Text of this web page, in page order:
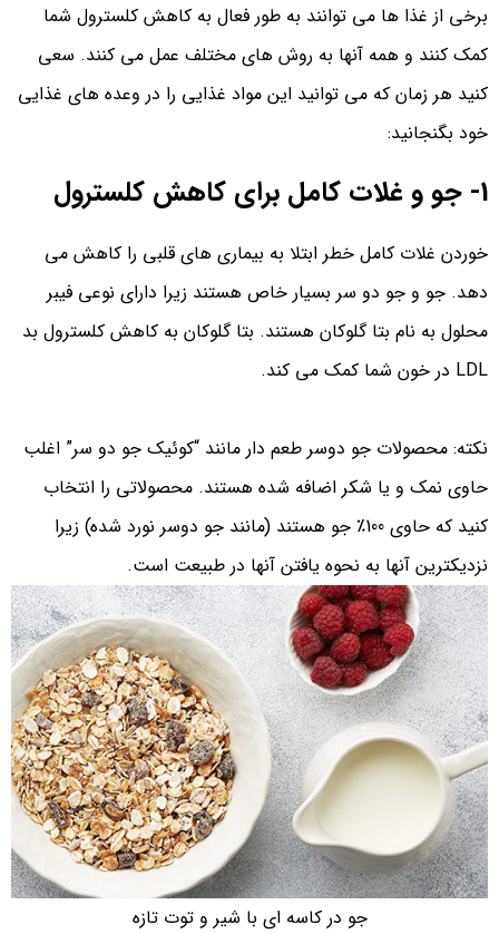
برخی از غذا ها می توانند به طور فعال به کاهش کلسترول شما
کمک کنند و همه آنها به روش های مختلف عمل می کنند. سعی
کنید هر زمان که می توانید این مواد غذایی را در وعده های غذایی
خود بگنجانید:
1- جو و غلات کامل برای کاهش کلسترول
خوردن غلات کامل خطر ابتلا به بیماری های قلبی را کاهش می
دهد. جو و جو دو سر بسیار خاص هستند زیرا دارای نوعی فیبر
محلول به نام بتا گلوکان هستند. بتا گلوکان به کاهش کلسترول بد
LDL در خون شما کمک می کند.
نکته: محصولات جو دوسر طعم‌ دار مانند “کوئیک جو دو سر” اغلب
حاوی نمک و یا شکر اضافه شده هستند. محصولاتی را انتخاب
کنید که حاوی 100٪ جو هستند (مانند جو دوسر نورد شده) زیرا
نزدیکترین آنها به نحوه یافتن آنها در طبیعت است.
جو در کاسه ای با شیر و توت تازه